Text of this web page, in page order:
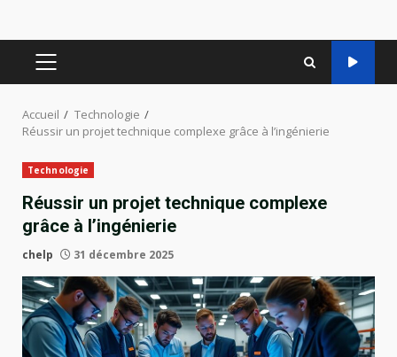
MENU
Accueil
Technologie
Réussir un projet technique complexe grâce à l’ingénierie
Technologie
Réussir un projet technique complexe
grâce à l’ingénierie
chelp 31 décembre 2025